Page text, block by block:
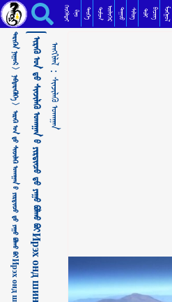
ᠢᠷᠡᠬᠦ ᠣᠨ ᠳᠤ ᠰᠢᠨᠵᠢᠯᠡᠬᠦ ᠤᠬᠠᠭᠠᠨ ᠤ ᠶᠢᠷᠲᠢᠨᠴᠦ ᠳᠤ ᠶᠠᠭᠤ ᠪᠣᠯᠬᠤ ᠪᠤᠢИрэх онд шинжлэх ухааны ертөнцөд юу болох вэ ᠰᠢᠨᠵᠢᠯᠡᠬᠦ ᠤᠬᠠᠭᠠᠨ ᠬᠡᠦᠬᠡᠯᠳᠡᠢ ᠺᠢᠨᠣ᠋ ᠲᠡᠦᠬᠡ ᠳᠣᠮᠣᠭ ᠥᠯᠢᠭᠡᠷ ᠳᠠᠭᠤᠤ ᠰᠢᠯᠦᠭ ᠲᠣᠯᠢ ᠪᠢᠴᠢᠭ ᠮᠣᠩᠭᠣᠯ
ᠲᠡᠷᠢᠭᠦᠨ ᠨᠢᠭᠤᠷ >
ᠨᠡᠪᠲᠡᠷᠡᠭᠦᠯᠭᠡ >
ᠠᠩᠭᠢᠯᠠᠯ：
ᠰᠢᠨᠵᠢᠯᠡᠬᠦ ᠤᠬᠠᠭᠠᠨ